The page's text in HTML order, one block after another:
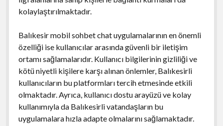
kolaylaştırılmaktadır.
Balıkesir mobil sohbet chat uygulamalarının en önemli
özelliği ise kullanıcılar arasında güvenli bir iletişim
ortamı sağlamalarıdır. Kullanıcı bilgilerinin gizliliği ve
kötü niyetli kişilere karşı alınan önlemler, Balıkesirli
kullanıcıların bu platformları tercih etmesinde etkili
olmaktadır. Ayrıca, kullanıcı dostu arayüzü ve kolay
kullanımıyla da Balıkesirli vatandaşların bu
uygulamalara hızla adapte olmalarını sağlamaktadır.